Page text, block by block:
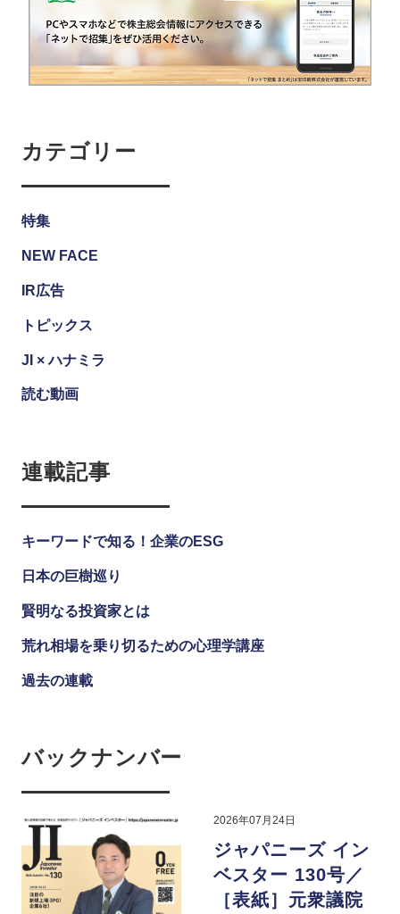
カテゴリー
特集
NEW FACE
IR広告
トピックス
JI × ハナミラ
読む動画
連載記事
キーワードで知る！企業のESG
日本の巨樹巡り
賢明なる投資家とは
荒れ相場を乗り切るための心理学講座
過去の連載
バックナンバー
2026年07月24日
ジャパニーズ イン
ベスター 130号／
［表紙］元衆議院